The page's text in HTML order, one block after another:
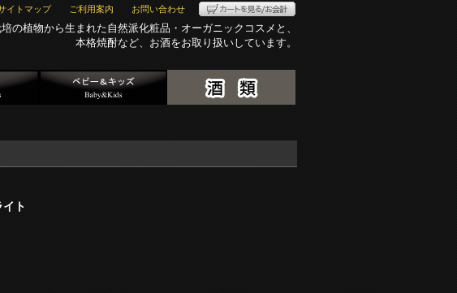
イトマップ ご利用案内 お問い合わせ
の植物から生まれた自然派化粧品・オーガニックコスメと、
本格焼酎など、お酒をお取り扱いしています。
ト